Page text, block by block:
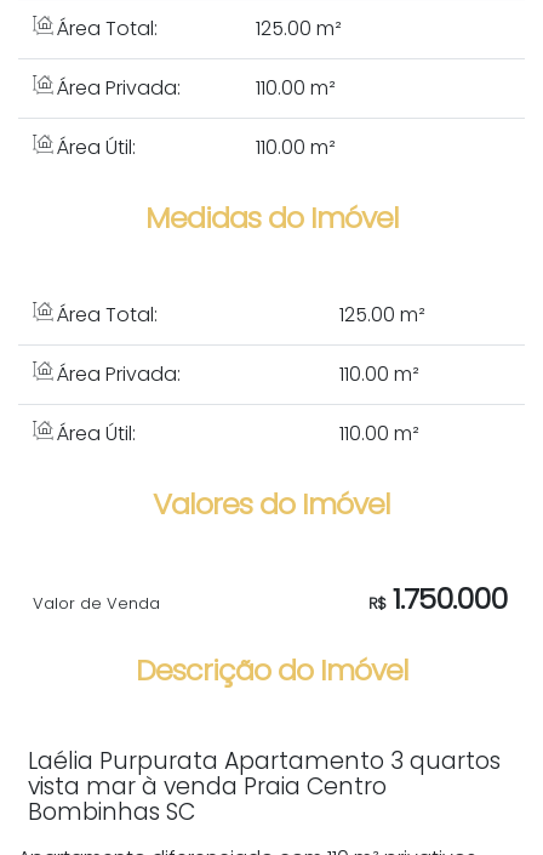
Área Total: 125.00 m²
Área Privada: 110.00 m²
Área Útil: 110.00 m²
Medidas do Imóvel
Área Total: 125.00 m²
Área Privada: 110.00 m²
Área Útil: 110.00 m²
Valores do Imóvel
R$1.750.000
Valor de Venda
Descrição do Imóvel
Laélia Purpurata Apartamento 3 quartos
vista mar à venda Praia Centro
Bombinhas SC